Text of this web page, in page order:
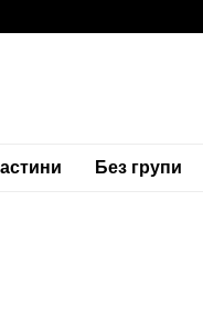
Без групи